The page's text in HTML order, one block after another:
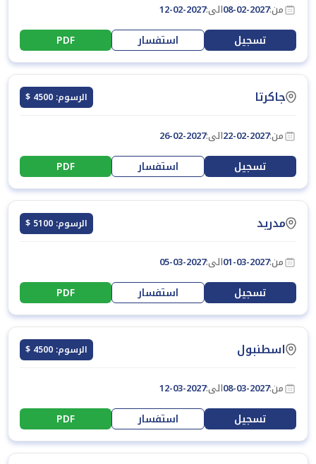
من:08-02-2027الى:12-02-2027
تسجيل استفسار PDF
جاكرتا الرسوم: 4500 $
من:22-02-2027الى:26-02-2027
تسجيل استفسار PDF
مدريد الرسوم: 5100 $
من:01-03-2027الى:05-03-2027
تسجيل استفسار PDF
اسطنبول الرسوم: 4500 $
من:08-03-2027الى:12-03-2027
تسجيل استفسار PDF